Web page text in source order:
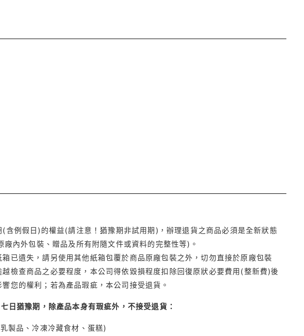
例假日)的權益(請注意！猶豫期非試用期)，辦理退貨之商品必須是全新狀態
內外包裝、贈品及所有附隨文件或資料的完整性等)。
已遺失，請另使用其他紙箱包覆於商品原廠包裝之外，切勿直接於原廠包裝
檢查商品之必要程度，本公司得依毀損程度扣除回復原狀必要費用(整新費)後
您的權利；若為產品瑕疵，本公司接受退貨。
日猶豫期，除產品本身有瑕疵外，不接受退貨：
製品、冷凍冷藏食材、蛋糕)